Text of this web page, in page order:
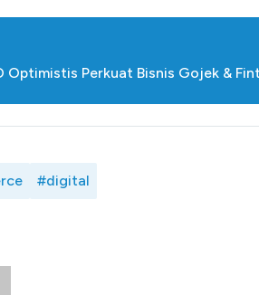
Perkuat Bisnis Gojek &
#digital